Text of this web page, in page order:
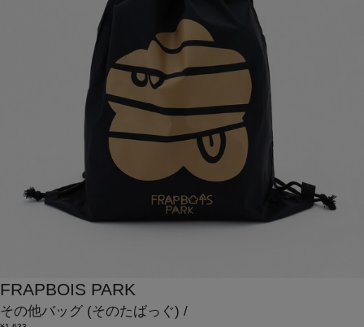
FRAPBOIS PARK
その他バッグ (そのたばっぐ) /